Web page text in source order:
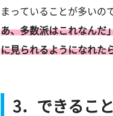
まっていることが多いの
あ、多数派はこれなんだ
に見られるようになれた
3．できるこ